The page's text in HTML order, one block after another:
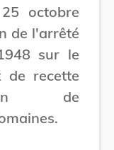
octobre
de l'arrêté
sur le
de recette
de